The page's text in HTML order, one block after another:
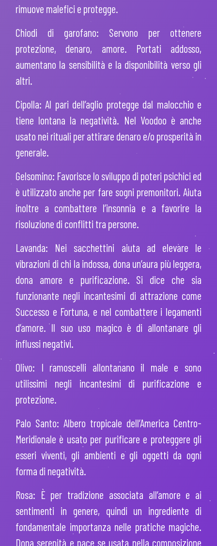
rimuove malefici e protegge.
Chiodi di garofano: Servono per ottenere
protezione, denaro, amore. Portati addosso,
aumentano la sensibilità e la disponibilità verso gli
altri.
Cipolla: Al pari dell’aglio protegge dal malocchio e
tiene lontana la negatività. Nel Voodoo è anche
usato nei rituali per attirare denaro e/o prosperità in
generale.
Gelsomino: Favorisce lo sviluppo di poteri psichici ed
è utilizzato anche per fare sogni premonitori. Aiuta
inoltre a combattere l’insonnia e a favorire la
risoluzione di conflitti tra persone.
Lavanda: Nei sacchettini aiuta ad elevare le
vibrazioni di chi la indossa, dona un’aura più leggera,
dona amore e purificazione. Si dice che sia
funzionante negli incantesimi di attrazione come
Successo e Fortuna, e nel combattere i legamenti
d’amore. Il suo uso magico è di allontanare gli
influssi negativi.
Olivo: I ramoscelli allontanano il male e sono
utilissimi negli incantesimi di purificazione e
protezione.
Palo Santo: Albero tropicale dell’America Centro-
Meridionale è usato per purificare e proteggere gli
esseri viventi, gli ambienti e gli oggetti da ogni
forma di negatività.
Rosa: È per tradizione associata all’amore e ai
sentimenti in genere, quindi un ingrediente di
fondamentale importanza nelle pratiche magiche.
Dona serenità e pace se usata nella composizione